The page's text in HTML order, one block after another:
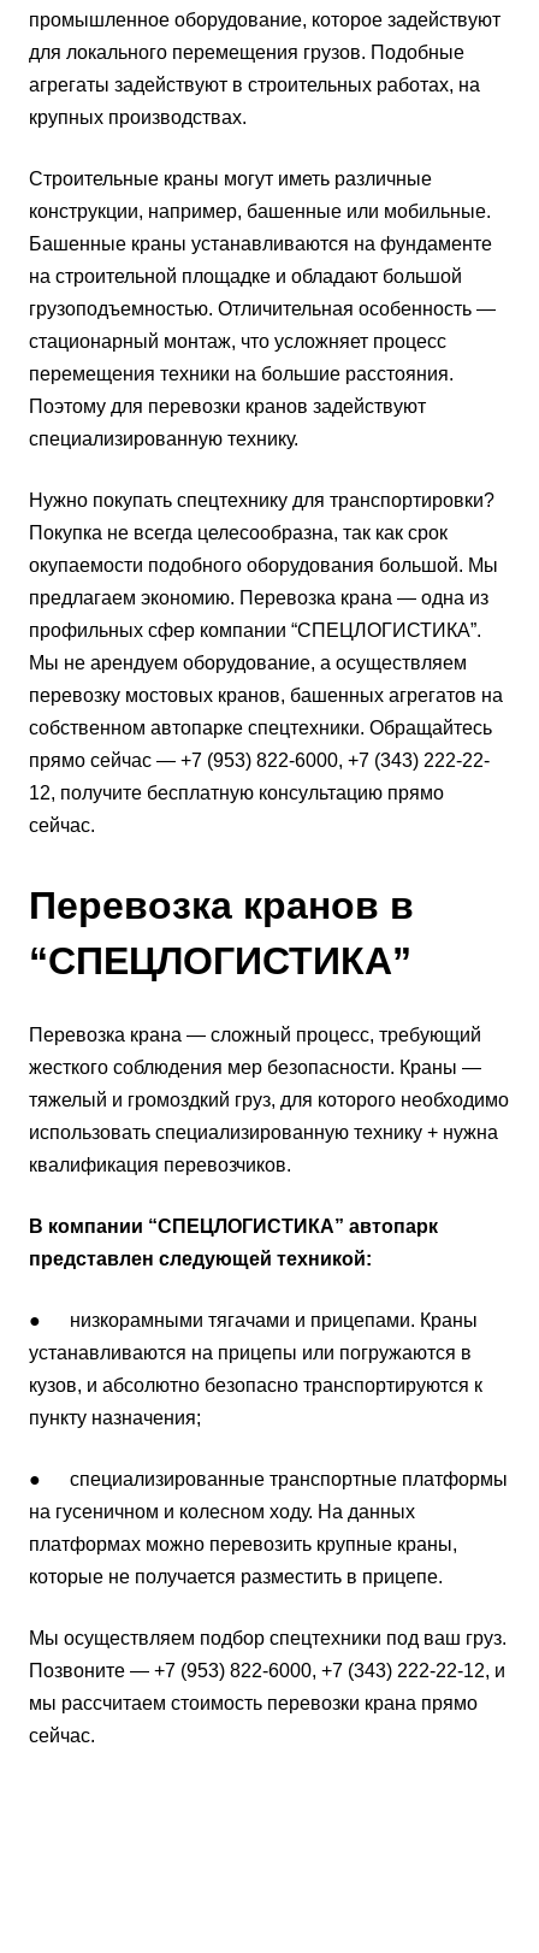
промышленное оборудование, которое задействуют
для локального перемещения грузов. Подобные
агрегаты задействуют в строительных работах, на
крупных производствах.
Строительные краны могут иметь различные
конструкции, например, башенные или мобильные.
Башенные краны устанавливаются на фундаменте
на строительной площадке и обладают большой
грузоподъемностью. Отличительная особенность —
стационарный монтаж, что усложняет процесс
перемещения техники на большие расстояния.
Поэтому для перевозки кранов задействуют
специализированную технику.
Нужно покупать спецтехнику для транспортировки?
Покупка не всегда целесообразна, так как срок
окупаемости подобного оборудования большой. Мы
предлагаем экономию. Перевозка крана — одна из
профильных сфер компании “СПЕЦЛОГИСТИКА”.
Мы не арендуем оборудование, а осуществляем
перевозку мостовых кранов, башенных агрегатов на
собственном автопарке спецтехники. Обращайтесь
прямо сейчас — +7 (953) 822-6000, +7 (343) 222-22-
12, получите бесплатную консультацию прямо
сейчас.
Перевозка кранов в
“СПЕЦЛОГИСТИКА”
Перевозка крана — сложный процесс, требующий
жесткого соблюдения мер безопасности. Краны —
тяжелый и громоздкий груз, для которого необходимо
использовать специализированную технику + нужна
квалификация перевозчиков.
В компании “СПЕЦЛОГИСТИКА” автопарк
представлен следующей техникой:
● низкорамными тягачами и прицепами. Краны
устанавливаются на прицепы или погружаются в
кузов, и абсолютно безопасно транспортируются к
пункту назначения;
● специализированные транспортные платформы
на гусеничном и колесном ходу. На данных
платформах можно перевозить крупные краны,
которые не получается разместить в прицепе.
Мы осуществляем подбор спецтехники под ваш груз.
Позвоните — +7 (953) 822-6000, +7 (343) 222-22-12, и
мы рассчитаем стоимость перевозки крана прямо
сейчас.